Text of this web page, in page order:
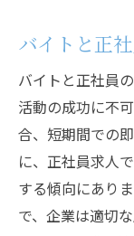
ト
オンラ
応募者
採用活動の
方法
求人プ
採用活
バイトと正
バイトと正社員
活動の成功に不
合、短期間での
に、正社員求人
する傾向にあり
で、企業は適切